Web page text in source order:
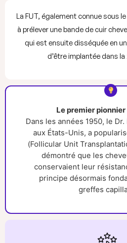
La FUT, également connue sous
à prélever une bande de cuir
qui est ensuite disséquée en
d’être implantée dans
Le premier
Dans les années 1950, le
aux États-Unis, a
(Follicular Unit
démontré que les
conservaient leur
principe désormais
greffes